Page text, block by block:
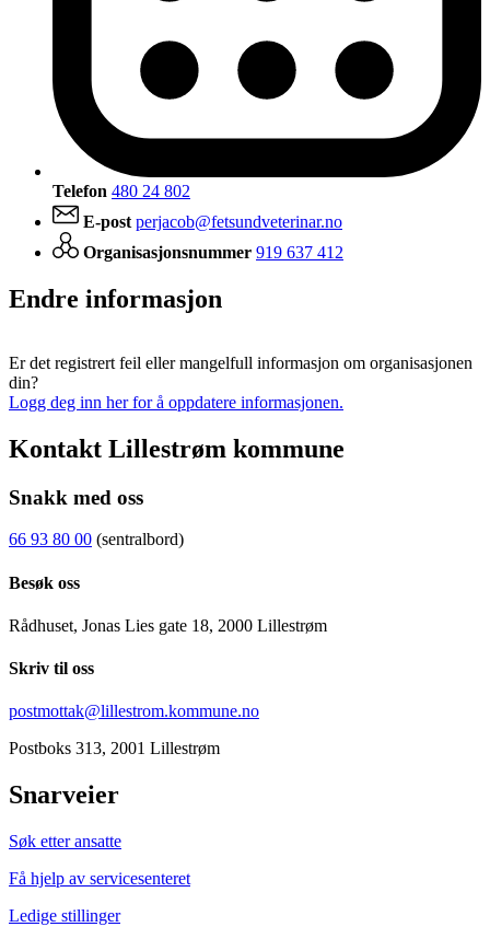
Telefon 480 24 802
E-post perjacob@fetsundveterinar.no
Organisasjonsnummer 919 637 412
Endre informasjon
Er det registrert feil eller mangelfull informasjon om organisasjonen
din?
Logg deg inn her for å oppdatere informasjonen.
Kontakt Lillestrøm kommune
Snakk med oss
66 93 80 00 (sentralbord)
Besøk oss
Rådhuset, Jonas Lies gate 18, 2000 Lillestrøm
Skriv til oss
postmottak@lillestrom.kommune.no
Postboks 313, 2001 Lillestrøm
Snarveier
Søk etter ansatte
Få hjelp av servicesenteret
Ledige stillinger